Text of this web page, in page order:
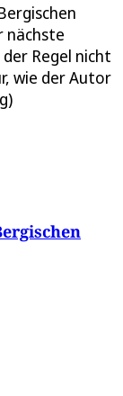
nächste
Regel nicht
wie der Autor